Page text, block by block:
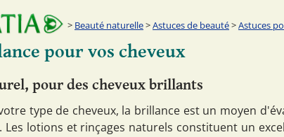
Beauté naturelle>Astuces de beauté>Astuces
pour vos cheveux
pour des cheveux brillants
type de cheveux, la brillance est un moyen
Les lotions et rinçages naturels constituent un